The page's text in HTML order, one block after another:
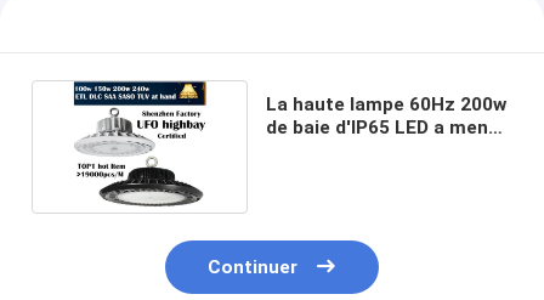
La haute lampe 60Hz 200w
de baie d'IP65 LED a mené
Continuer